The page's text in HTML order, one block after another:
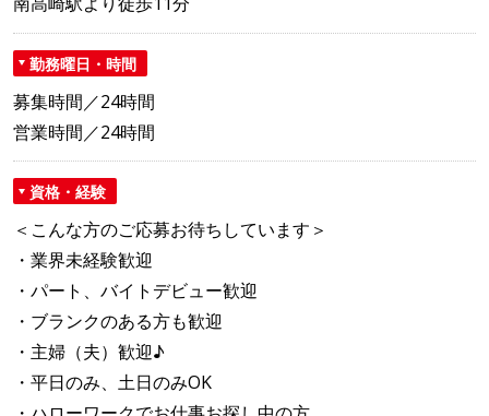
勤務曜日・時間
募集時間／24時間
営業時間／24時間
資格・経験
＜こんな方のご応募お待ちしています＞
・業界未経験歓迎
・パート、バイトデビュー歓迎
・ブランクのある方も歓迎
・主婦（夫）歓迎♪
・平日のみ、土日のみOK